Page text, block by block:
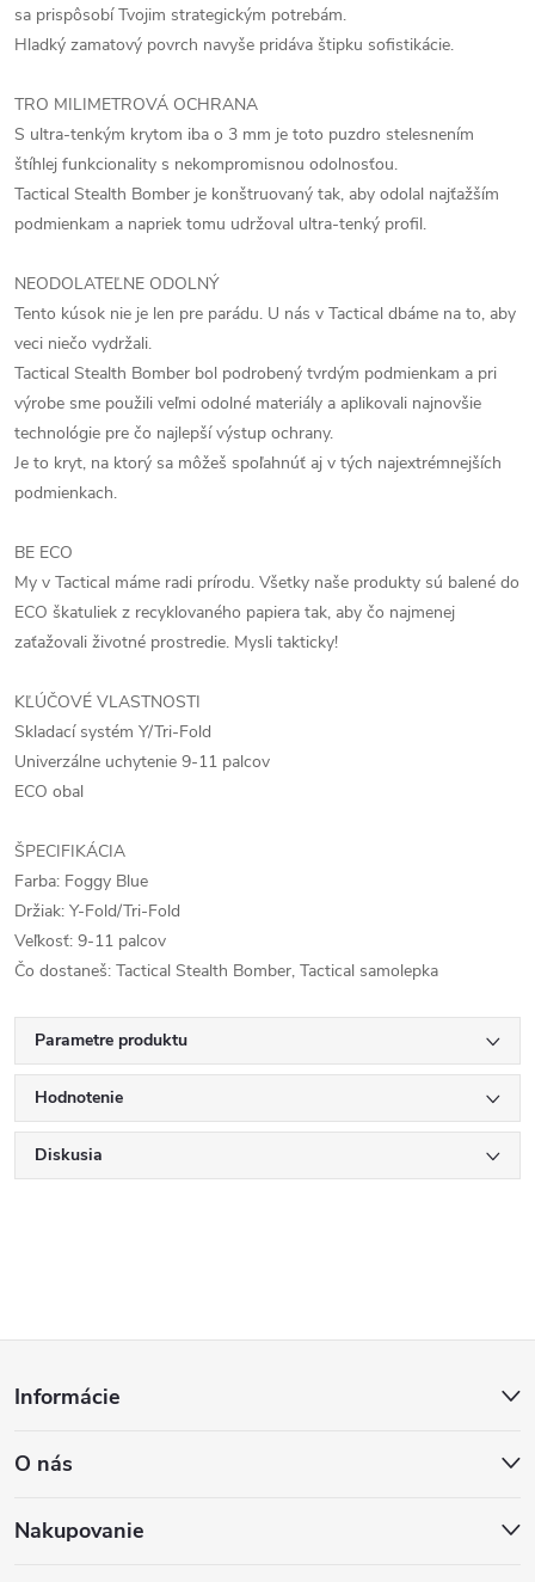
sa prispôsobí Tvojim strategickým potrebám.
Hladký zamatový povrch navyše pridáva štipku sofistikácie.
TRO MILIMETROVÁ OCHRANA
S ultra-tenkým krytom iba o 3 mm je toto puzdro stelesnením
štíhlej funkcionality s nekompromisnou odolnosťou.
Tactical Stealth Bomber je konštruovaný tak, aby odolal najťažším
podmienkam a napriek tomu udržoval ultra-tenký profil.
NEODOLATEĽNE ODOLNÝ
Tento kúsok nie je len pre parádu. U nás v Tactical dbáme na to, aby
veci niečo vydržali.
Tactical Stealth Bomber bol podrobený tvrdým podmienkam a pri
výrobe sme použili veľmi odolné materiály a aplikovali najnovšie
technológie pre čo najlepší výstup ochrany.
Je to kryt, na ktorý sa môžeš spoľahnúť aj v tých najextrémnejších
podmienkach.
BE ECO
My v Tactical máme radi prírodu. Všetky naše produkty sú balené do
ECO škatuliek z recyklovaného papiera tak, aby čo najmenej
zaťažovali životné prostredie. Mysli takticky!
KĽÚČOVÉ VLASTNOSTI
Skladací systém Y/Tri-Fold
Univerzálne uchytenie 9-11 palcov
ECO obal
ŠPECIFIKÁCIA
Farba: Foggy Blue
Držiak: Y-Fold/Tri-Fold
Veľkosť: 9-11 palcov
Čo dostaneš: Tactical Stealth Bomber, Tactical samolepka
Parametre produktu
Hodnotenie
Diskusia
p
ä
Informácie
O nás
Nakupovanie